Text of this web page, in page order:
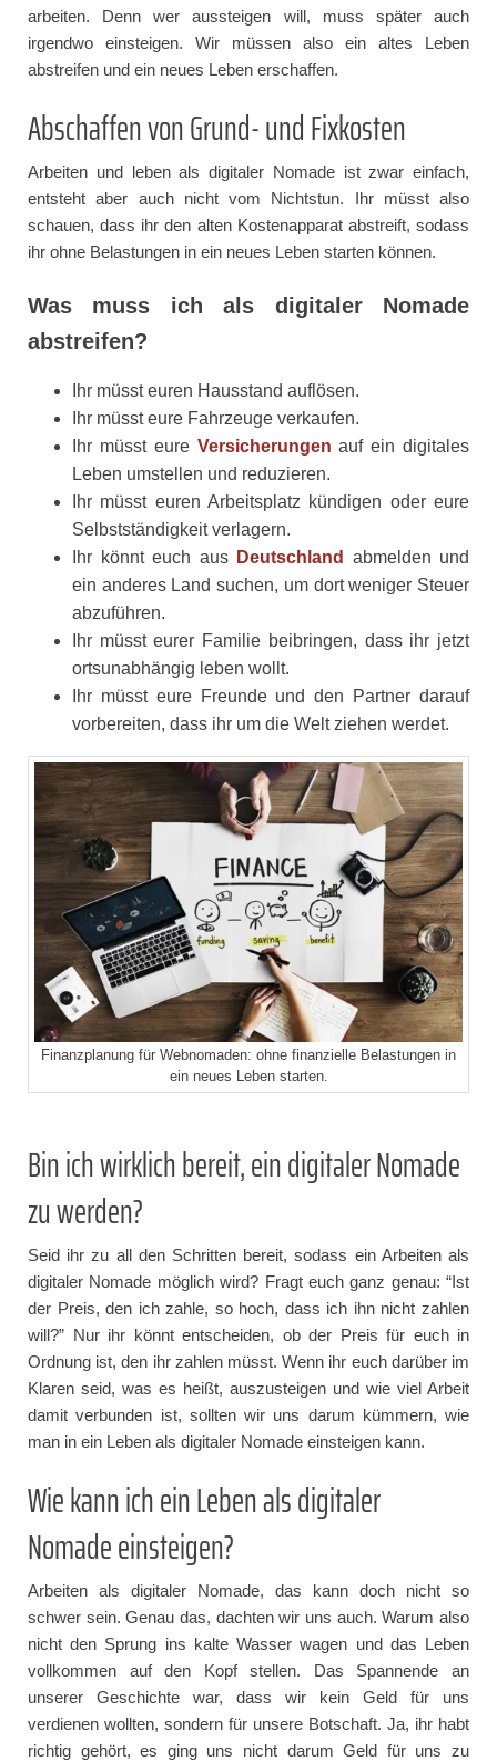
arbeiten. Denn wer aussteigen will, muss später auch
irgendwo einsteigen. Wir müssen also ein altes Leben
abstreifen und ein neues Leben erschaffen.
Abschaffen von Grund- und Fixkosten
Arbeiten und leben als digitaler Nomade ist zwar einfach,
entsteht aber auch nicht vom Nichtstun. Ihr müsst also
schauen, dass ihr den alten Kostenapparat abstreift, sodass
ihr ohne Belastungen in ein neues Leben starten können.
Was muss ich als digitaler Nomade
abstreifen?
Ihr müsst euren Hausstand auflösen.
Ihr müsst eure Fahrzeuge verkaufen.
Ihr müsst eure Versicherungen auf ein digitales
Leben umstellen und reduzieren.
Ihr müsst euren Arbeitsplatz kündigen oder eure
Selbstständigkeit verlagern.
Ihr könnt euch aus Deutschland
abmelden und
ein anderes Land suchen, um dort weniger Steuer
abzuführen.
Ihr müsst eurer Familie beibringen, dass ihr jetzt
ortsunabhängig leben wollt.
Ihr müsst eure Freunde und den Partner darauf
vorbereiten, dass ihr um die Welt ziehen werdet.
Finanzplanung für Webnomaden: ohne finanzielle Belastungen in
ein neues Leben starten.
Bin ich wirklich bereit, ein digitaler Nomade
zu werden?
Seid ihr zu all den Schritten bereit, sodass ein Arbeiten als
digitaler Nomade möglich wird? Fragt euch ganz genau: “Ist
der Preis, den ich zahle, so hoch, dass ich ihn nicht zahlen
will?” Nur ihr könnt entscheiden, ob der Preis für euch in
Ordnung ist, den ihr zahlen müsst. Wenn ihr euch darüber im
Klaren seid, was es heißt, auszusteigen und wie viel Arbeit
damit verbunden ist, sollten wir uns darum kümmern, wie
man in ein Leben als digitaler Nomade einsteigen kann.
Wie kann ich ein Leben als digitaler
Nomade einsteigen?
Arbeiten als digitaler Nomade, das kann doch nicht so
schwer sein. Genau das, dachten wir uns auch. Warum also
nicht den Sprung ins kalte Wasser wagen und das Leben
vollkommen auf den Kopf stellen. Das Spannende an
unserer Geschichte war, dass wir kein Geld für uns
verdienen wollten, sondern für unsere Botschaft. Ja, ihr habt
richtig gehört, es ging uns nicht darum Geld für uns zu